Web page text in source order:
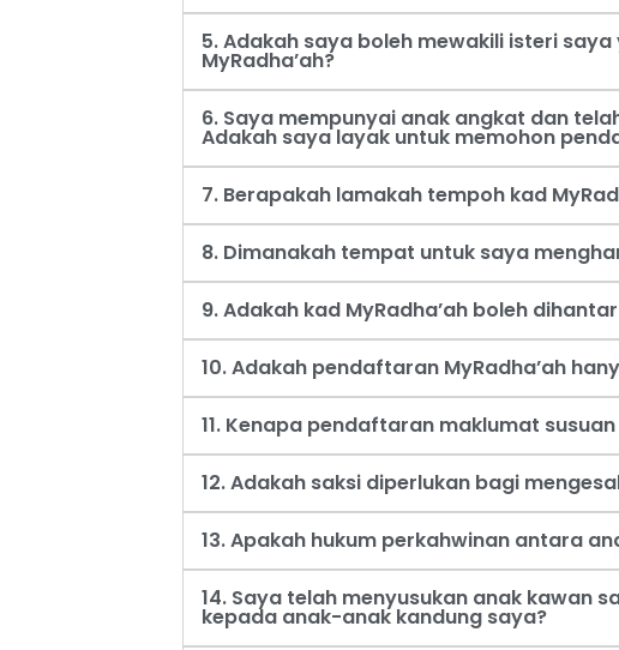
5. Adakah saya boleh mewakili isteri
MyRadha’ah?
6. Saya mempunyai anak angkat dan
Adakah saya layak untuk memohon
7. Berapakah lamakah tempoh kad
8. Dimanakah tempat untuk saya
9. Adakah kad MyRadha’ah boleh
10. Adakah pendaftaran MyRadha’ah
11. Kenapa pendaftaran maklumat
12. Adakah saksi diperlukan bagi
13. Apakah hukum perkahwinan antara
14. Saya telah menyusukan anak kawan
kepada anak-anak kandung saya?